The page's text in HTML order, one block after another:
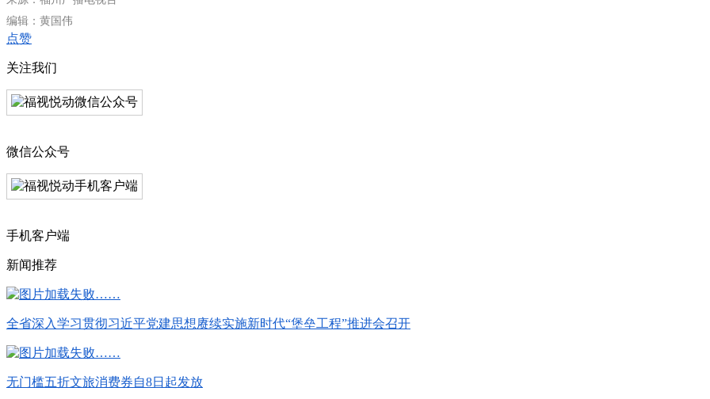
编辑：黄国伟
点赞
关注我们
微信公众号
手机客户端
新闻推荐
全省深入学习贯彻习近平党建思想赓续实施新时代“堡垒工程”推进会召开
无门槛五折文旅消费券自8日起发放